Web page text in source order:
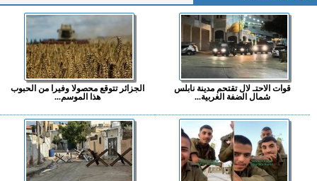
قوات الاحتـ لال تقتحم مدينة نابلس
شمال الضفة الغربية...
الجزائر تتوقع محصولا وفيرا من الحبوب
هذا الموسم...